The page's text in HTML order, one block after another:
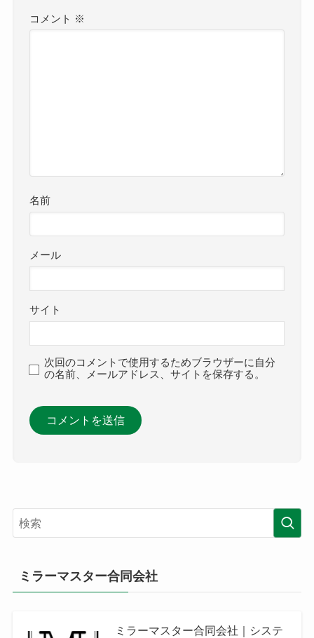
コメント ※
名前
メール
サイト
次回のコメントで使用するためブラウザーに自分
の名前、メールアドレス、サイトを保存する。
ミラーマスター合同会社
ミラーマスター合同会社｜システ